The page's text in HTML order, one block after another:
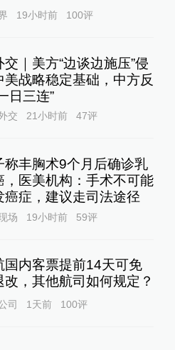
19小时前 100评
交｜美方“边谈边施压”侵
美战略稳定基础，中方反
日三连”
交 21小时前 47评
称丰胸术9个月后确诊乳
，医美机构：手术不可能
癌症，建议走司法途径
场 19小时前 59评
国内客票提前14天可免
改，其他航司如何规定？
司 1天前 100评